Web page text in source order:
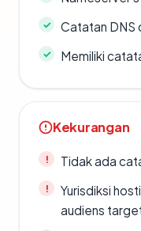
Catatan DNS
Memiliki
Kekurangan
Tidak ada
Yurisdiksi
audiens